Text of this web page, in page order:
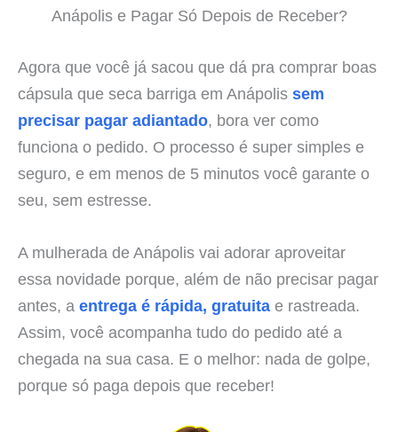
Anápolis e Pagar Só Depois de Receber?
Agora que você já sacou que dá pra comprar boas
cápsula que seca barriga em Anápolis sem
precisar pagar adiantado, bora ver como
funciona o pedido. O processo é super simples e
seguro, e em menos de 5 minutos você garante o
seu, sem estresse.
A mulherada de Anápolis vai adorar aproveitar
essa novidade porque, além de não precisar pagar
antes, a entrega é rápida, gratuita e rastreada.
Assim, você acompanha tudo do pedido até a
chegada na sua casa. E o melhor: nada de golpe,
porque só paga depois que receber!